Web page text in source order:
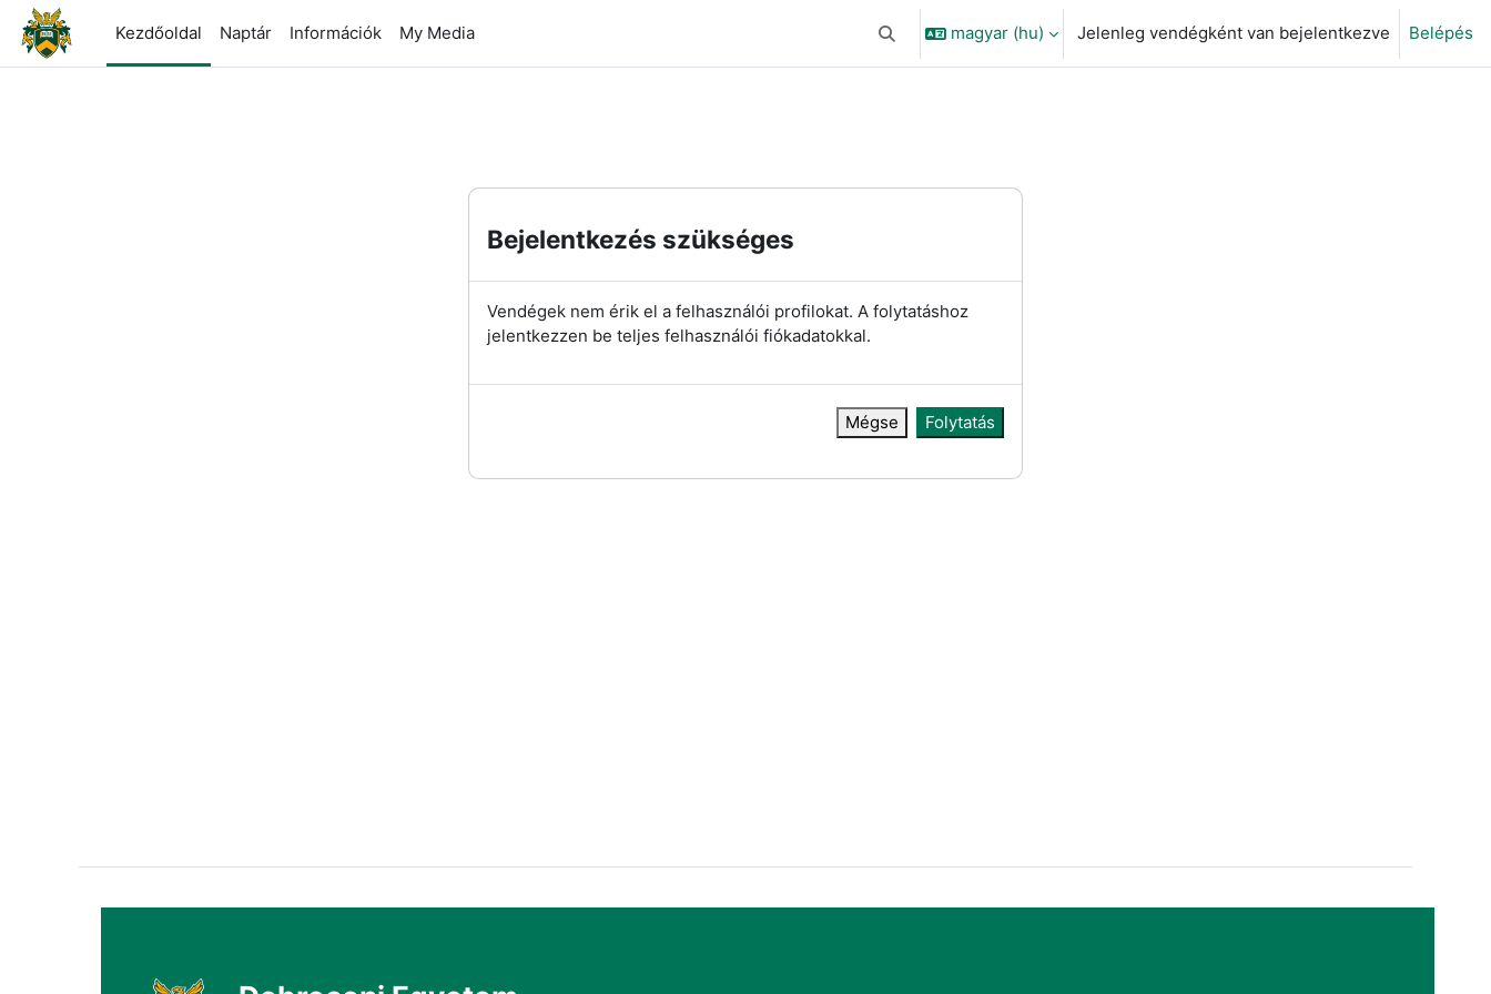
Tovább a fő tartalomhoz
Kezdőoldal
Naptár Információk My Media Keresési bemeneti adatok váltása
magyar ‎(hu)‎ Jelenleg vendégként van bejelentkezve Belépés
Bejelentkezés szükséges
Vendégek nem érik el a felhasználói profilokat. A folytatáshoz
jelentkezzen be teljes felhasználói fiókadatokkal.
Mégse Folytatás